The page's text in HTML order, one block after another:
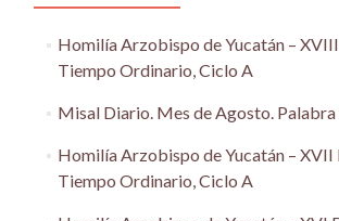
Homilía Arzobispo de Yucatán –
Tiempo Ordinario, Ciclo A
Misal Diario. Mes de Agosto. Palabra
Homilía Arzobispo de Yucatán – XVII
Tiempo Ordinario, Ciclo A